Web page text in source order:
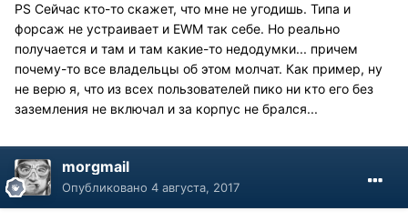
PS Сейчас кто-то скажет, что мне не угодишь. Типа и
форсаж не устраивает и EWM так себе. Но реально
получается и там и там какие-то недодумки... причем
почему-то все владельцы об этом молчат. Как пример, ну
не верю я, что из всех пользователей пико ни кто его без
заземления не включал и за корпус не брался...
morgmail
Опубликовано 4 августа, 2017